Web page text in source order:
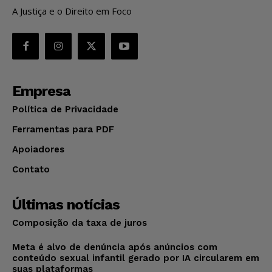
A Justiça e o Direito em Foco
Empresa
Política de Privacidade
Ferramentas para PDF
Apoiadores
Contato
Últimas notícias
Composição da taxa de juros
Meta é alvo de denúncia após anúncios com
conteúdo sexual infantil gerado por IA circularem em
suas plataformas